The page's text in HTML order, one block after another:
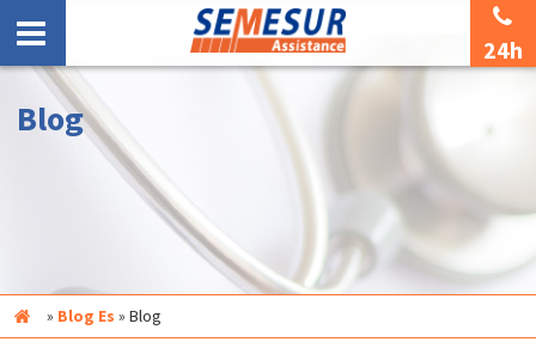
24h
Blog
Inicio » Blog Es » Blog